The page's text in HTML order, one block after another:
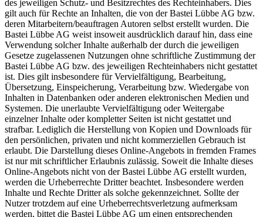
des jeweiligen Schutz- und Besitzrechtes des Rechteinhabers. Dies
gilt auch für Rechte an Inhalten, die von der Bastei Lübbe AG bzw.
deren Mitarbeitern/beauftragen Autoren selbst erstellt wurden. Die
Bastei Lübbe AG weist insoweit ausdrücklich darauf hin, dass eine
Verwendung solcher Inhalte außerhalb der durch die jeweiligen
Gesetze zugelassenen Nutzungen ohne schriftliche Zustimmung der
Bastei Lübbe AG bzw. des jeweiligen Rechteinhabers nicht gestattet
ist. Dies gilt insbesondere für Vervielfältigung, Bearbeitung,
Übersetzung, Einspeicherung, Verarbeitung bzw. Wiedergabe von
Inhalten in Datenbanken oder anderen elektronischen Medien und
Systemen. Die unerlaubte Vervielfältigung oder Weitergabe
einzelner Inhalte oder kompletter Seiten ist nicht gestattet und
strafbar. Lediglich die Herstellung von Kopien und Downloads für
den persönlichen, privaten und nicht kommerziellen Gebrauch ist
erlaubt. Die Darstellung dieses Online-Angebots in fremden Frames
ist nur mit schriftlicher Erlaubnis zulässig. Soweit die Inhalte dieses
Online-Angebots nicht von der Bastei Lübbe AG erstellt wurden,
werden die Urheberrechte Dritter beachtet. Insbesondere werden
Inhalte und Rechte Dritter als solche gekennzeichnet. Sollte der
Nutzer trotzdem auf eine Urheberrechtsverletzung aufmerksam
werden, bittet die Bastei Lübbe AG um einen entsprechenden